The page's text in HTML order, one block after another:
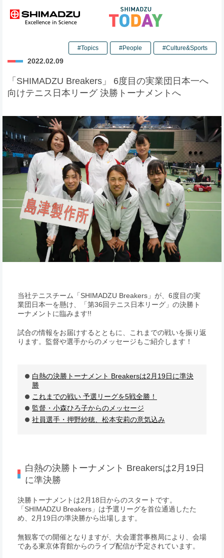
2022.02.09
#Topics #People #Culture&Sports
「SHIMADZU Breakers」 6度目の実業団日本一へ
向けテニス日本リーグ 決勝トーナメントへ
当社テニスチーム「SHIMADZU Breakers」が、6度目の実
業団日本一を懸け、「第36回テニス日本リーグ」の決勝ト
ーナメントに臨みます!!
試合の情報をお届けするとともに、これまでの戦いを振り返
ります。監督や選手からのメッセージもご紹介します！
白熱の決勝トーナメント Breakersは2月19日に準決
勝
これまでの戦い 予選リーグを5戦全勝！
監督・小森ひろ子からのメッセージ
社員選手・押野紗穂、松本安莉の意気込み
白熱の決勝トーナメント Breakersは2月19日
に準決勝
決勝トーナメントは2月18日からのスタートです。
「SHIMADZU Breakers」は予選リーグを首位通過したた
め、2月19日の準決勝から出場します。
無観客での開催となりますが、大会運営事務局により、会場
である東京体育館からのライブ配信が予定されています。